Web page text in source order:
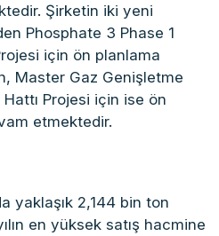
Şirketin iki yeni
Phosphate 3 Phase 1
için ön planlama
Master Gaz Genişletme
Projesi için ise ön
etmektedir.
yaklaşık 2,144 bin ton
en yüksek satış hacmine